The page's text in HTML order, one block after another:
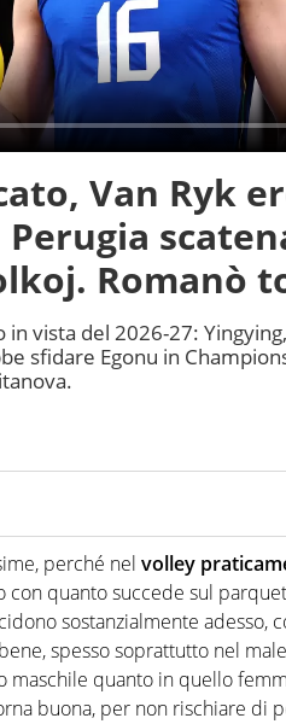
Van Ryk
Romanò
in vista del 2026-27:
sfidare Egonu in
sportivo a tutto campo, è il
scherma, di volley o di curling:
perché nel volley
con quanto succede sul
sostanzialmente adesso,
spesso soprattutto nel
maschile quanto in quello
buona, per non rischiare di